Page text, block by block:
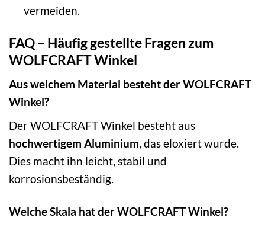
vermeiden.
FAQ – Häufig gestellte Fragen zum
WOLFCRAFT Winkel
Aus welchem Material besteht der WOLFCRAFT
Winkel?
Der WOLFCRAFT Winkel besteht aus
hochwertigem Aluminium, das eloxiert wurde.
Dies macht ihn leicht, stabil und
korrosionsbeständig.
Welche Skala hat der WOLFCRAFT Winkel?